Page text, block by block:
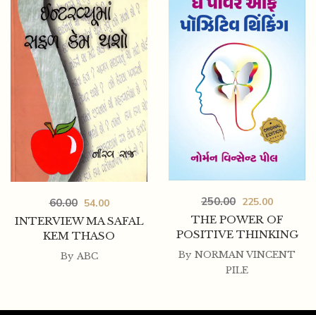
INTERVIEW MA SAFAL
KEM THASO
60.00 54.00
By ABC
THE POWER OF
POSITIVE THINKING
250.00 225.00
By NORMAN VINCENT
PILE